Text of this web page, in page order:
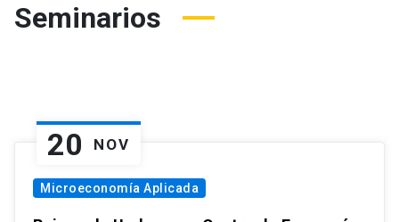
Seminarios
20 NOV
Microeconomía Aplicada